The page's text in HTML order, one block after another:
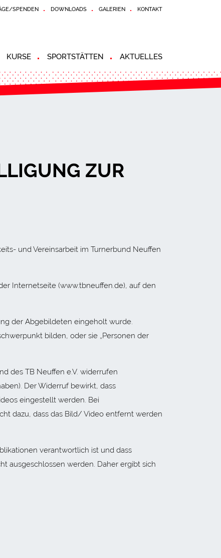
SPENDEN DOWNLOADS GALERIEN KONTAKT
KURSE SPORTSTÄTTEN AKTUELLES
ZUR
und Vereinsarbeit im Turnerbund Neuffen
Internetseite (www.tbneuffen.de), auf den
der Abgebildeten eingeholt wurde.
bilden, oder sie „Personen der
des TB Neuffen e.V. widerrufen
Der Widerruf bewirkt, dass
eingestellt werden. Bei
dazu, dass das Bild/ Video entfernt werden
verantwortlich ist und dass
ausgeschlossen werden. Daher ergibt sich